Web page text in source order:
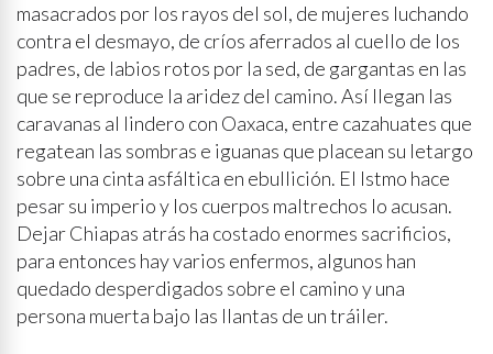
masacrados por los rayos del sol, de mujeres luchando
contra el desmayo, de críos aferrados al cuello de los
padres, de labios rotos por la sed, de gargantas en las
que se reproduce la aridez del camino. Así llegan las
caravanas al lindero con Oaxaca, entre cazahuates que
regatean las sombras e iguanas que placean su letargo
sobre una cinta asfáltica en ebullición. El Istmo hace
pesar su imperio y los cuerpos maltrechos lo acusan.
Dejar Chiapas atrás ha costado enormes sacrificios,
para entonces hay varios enfermos, algunos han
quedado desperdigados sobre el camino y una
persona muerta bajo las llantas de un tráiler.